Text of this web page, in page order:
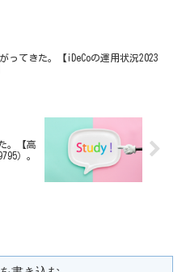
ってきた。【iDeCoの運用状況2023
。【高
）。